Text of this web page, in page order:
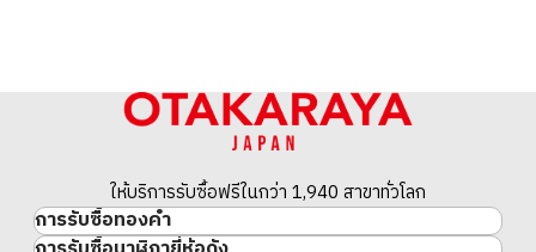
ให้บริการรับซื้อฟรีในกว่า 1,940 สาขาทั่วโลก
การรับซื้อทองคำ